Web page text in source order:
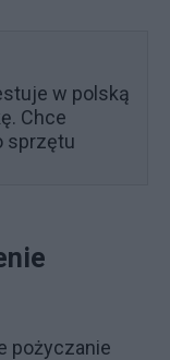
w polską
Chce
sprzętu
pożyczanie